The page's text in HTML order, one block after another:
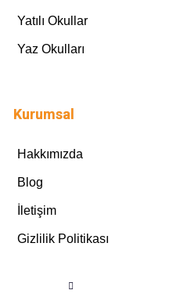
Yatılı Okullar
Yaz Okulları
Kurumsal
Hakkımızda
Blog
İletişim
Gizlilik Politikası